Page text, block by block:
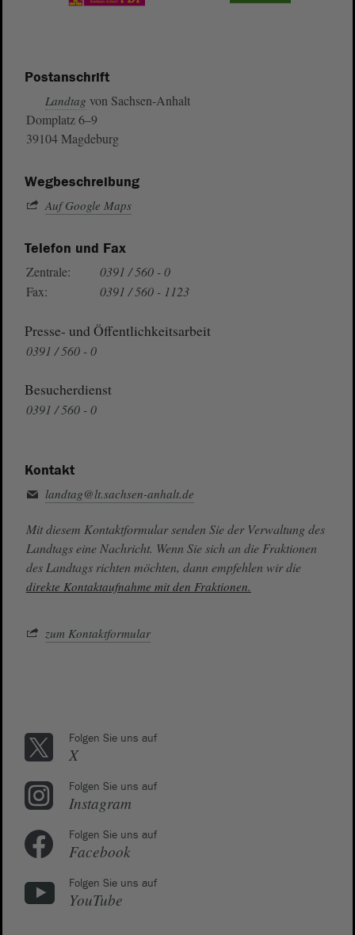
Postanschrift
Landtag von Sachsen-Anhalt
Domplatz 6–9
39104 Magdeburg
Wegbeschreibung
Auf Google Maps
Telefon und Fax
Zentrale:
0391 / 560 - 0
Fax:
0391 / 560 - 1123
Presse- und Öffentlichkeitsarbeit
0391 / 560 - 0
Besucherdienst
0391 / 560 - 0
Kontakt
landtag@lt.sachsen-anhalt.de
Mit diesem Kontaktformular senden Sie der Verwaltung des
Landtags eine Nachricht. Wenn Sie sich an die Fraktionen
des Landtags richten möchten, dann empfehlen wir die
direkte Kontaktaufnahme mit den Fraktionen.
zum Kontaktformular
Folgen Sie uns auf
X
Folgen Sie uns auf
Instagram
Folgen Sie uns auf
Facebook
Folgen Sie uns auf
YouTube